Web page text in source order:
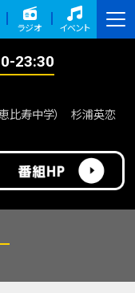
ラジオ イベント
23:30
比寿中学） 杉浦英恋